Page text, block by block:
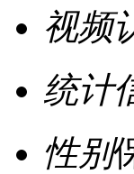
视频
统计
性别